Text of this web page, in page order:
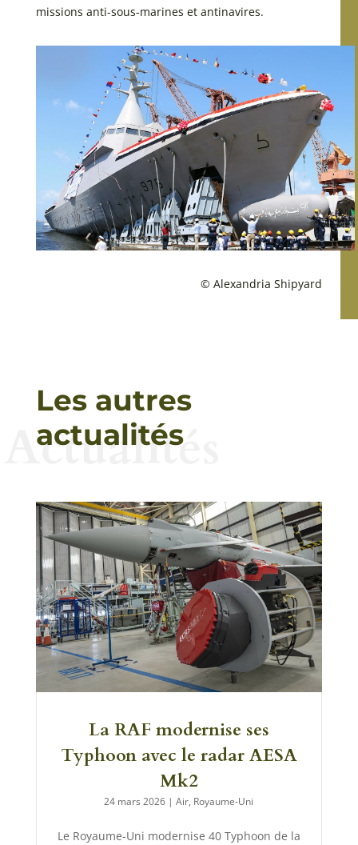
missions anti-sous-marines et antinavires.
© Alexandria Shipyard
Les autres
actualités
Actualités
La RAF modernise ses
Typhoon avec le radar AESA
Mk2
24 mars 2026 |Air, Royaume-Uni
Le Royaume-Uni modernise 40 Typhoon de la